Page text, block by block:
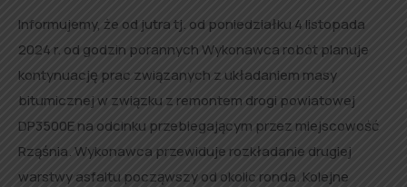
Informujemy, że od jutra tj. od poniedziałku 4 listopada
2024 r. od godzin porannych Wykonawca robót planuje
kontynuację prac związanych z układaniem masy
bitumicznej w związku z remontem drogi powiatowej
DP3500E na odcinku przebiegającym przez miejscowość
Rząśnia. Wykonawca przewiduje rozkładanie drugiej
warstwy asfaltu począwszy od okolic ronda. Kolejne